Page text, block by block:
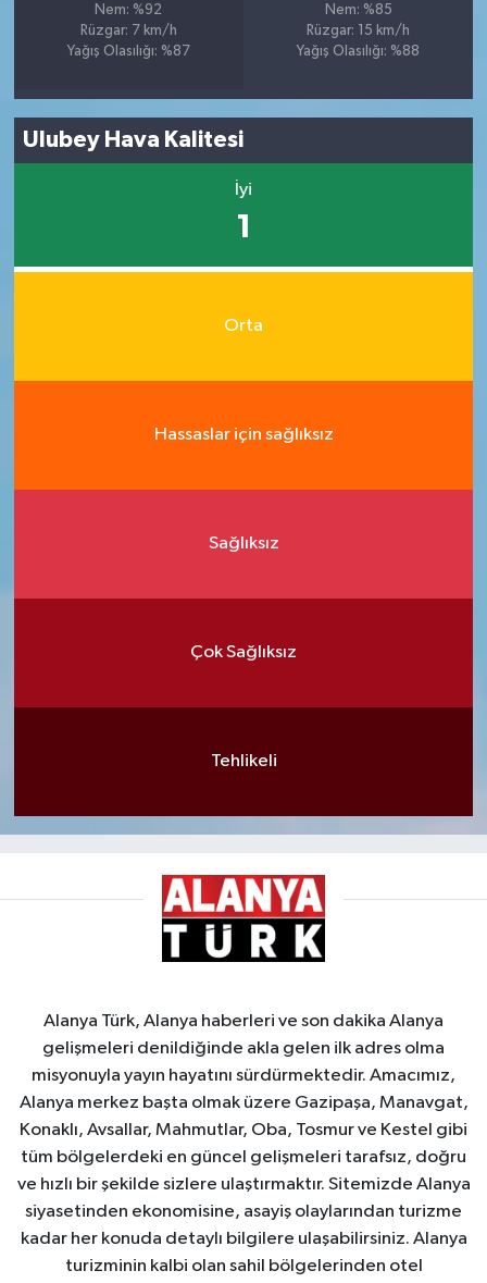
Nem: %92
Rüzgar: 7 km/h
Yağış Olasılığı: %87
Nem: %85
Rüzgar: 15 km/h
Yağış Olasılığı: %88
Ulubey Hava Kalitesi
İyi
1
Orta
Hassaslar için sağlıksız
Sağlıksız
Çok Sağlıksız
Tehlikeli
Alanya Türk, Alanya haberleri ve son dakika Alanya
gelişmeleri denildiğinde akla gelen ilk adres olma
misyonuyla yayın hayatını sürdürmektedir. Amacımız,
Alanya merkez başta olmak üzere Gazipaşa, Manavgat,
Konaklı, Avsallar, Mahmutlar, Oba, Tosmur ve Kestel gibi
tüm bölgelerdeki en güncel gelişmeleri tarafsız, doğru
ve hızlı bir şekilde sizlere ulaştırmaktır. Sitemizde Alanya
siyasetinden ekonomisine, asayiş olaylarından turizme
kadar her konuda detaylı bilgilere ulaşabilirsiniz. Alanya
turizminin kalbi olan sahil bölgelerinden otel